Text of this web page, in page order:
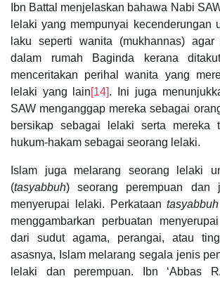
Ibn Battal menjelaskan bahawa Nabi
lelaki yang mempunyai kecenderungan
laku seperti wanita (mukhannas)
dalam rumah Baginda kerana
menceritakan perihal wanita yang
lelaki yang lain[14]. Ini juga
SAW menganggap mereka sebagai
bersikap sebagai lelaki serta mereka
hukum-hakam sebagai seorang lelaki.
Islam juga melarang seorang lelaki
(tasyabbuh) seorang perempuan dan
menyerupai lelaki. Perkataantasyabbuh
menggambarkan perbuatan
dari sudut agama, perangai, atau
asasnya, Islam melarang segala jenis
lelaki dan perempuan. Ibn ‘Abbas